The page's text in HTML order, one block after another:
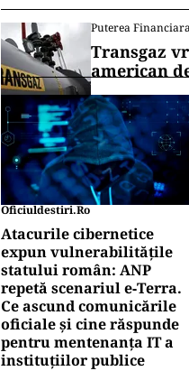
Puterea
Transgaz
american
Oficiuldestiri.ro
Atacurile cibernetice
expun vulnerabilitățile
statului român: ANP
repetă scenariul e‑Terra.
Ce ascund comunicările
oficiale și cine răspunde
pentru mentenanța IT a
instituțiilor publice